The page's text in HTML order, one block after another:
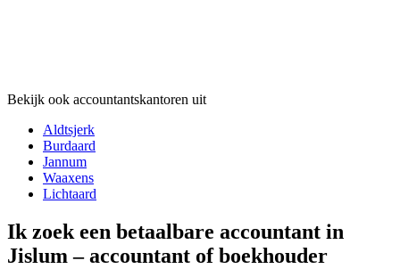
Bekijk ook accountantskantoren uit
Aldtsjerk
Burdaard
Jannum
Waaxens
Lichtaard
Ik zoek een betaalbare accountant in
Jislum – accountant of boekhouder